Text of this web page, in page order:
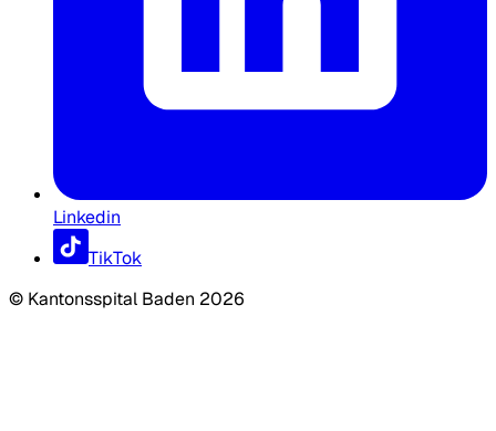
Linkedin
TikTok
© Kantonsspital Baden 2026